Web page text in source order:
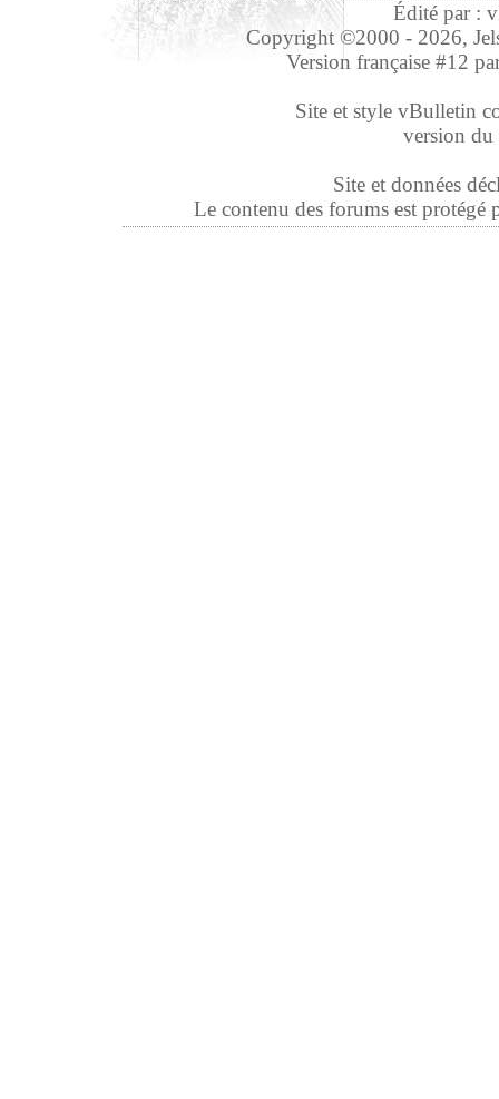
Édité par :
Copyright ©2000 - 2026,
Version française #12
Site et style vBulletin
version
Site et données
Le contenu des forums est protégé